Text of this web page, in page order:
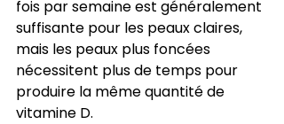
fois par semaine est généralement
suffisante pour les peaux claires,
mais les peaux plus foncées
nécessitent plus de temps pour
produire la même quantité de
vitamine D.